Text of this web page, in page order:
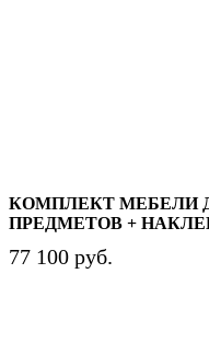
КОМПЛЕКТ МЕБЕЛИ
ПРЕДМЕТОВ +
77 100 руб.